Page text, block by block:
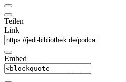
Teilen
Link
Embed